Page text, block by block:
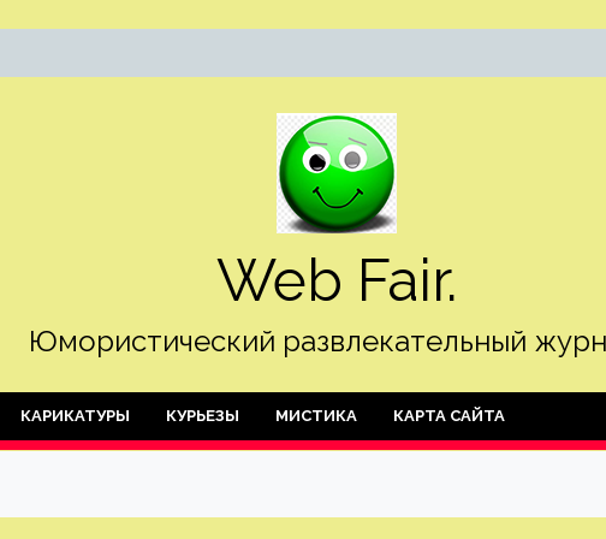
Web Fair.
Юмористический развлекательный
КАРИКАТУРЫ КУРЬЕЗЫ МИСТИКА КАРТА САЙТА